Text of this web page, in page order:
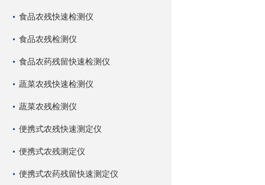
食品农残快速检测仪
食品农残检测仪
食品农药残留快速检测仪
蔬菜农残快速检测仪
蔬菜农残检测仪
便携式农残快速测定仪
便携式农残测定仪
便携式农药残留快速测定仪